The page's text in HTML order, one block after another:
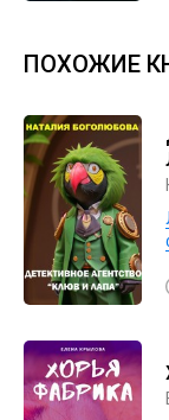
ПОХОЖИЕ